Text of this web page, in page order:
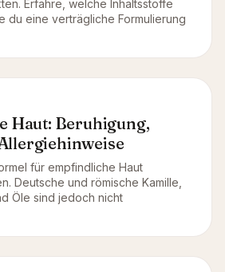
Erfahre, welche Inhaltsstoffe
du eine verträgliche Formulierung
Haut: Beruhigung,
für empfindliche Haut
Deutsche und römische Kamille,
Öle sind jedoch nicht